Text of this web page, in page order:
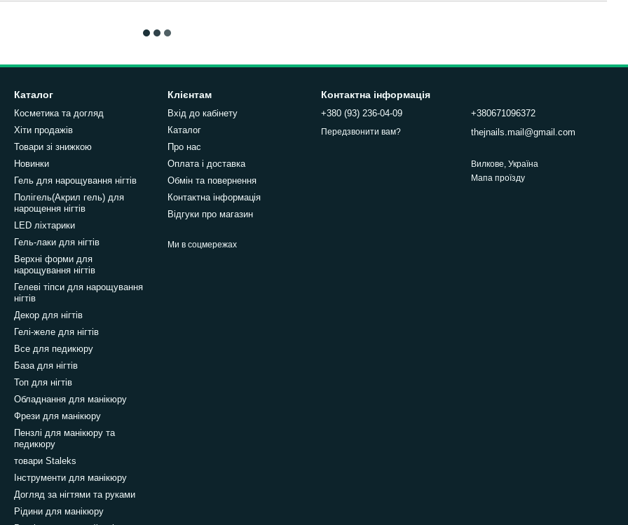
Каталог
Косметика та догляд
Хіти продажів
Товари зі знижкою
Новинки
Гель для нарощування нігтів
Полігель(Акрил гель) для
нарощення нігтів
LED ліхтарики
Гель-лаки для нігтів
Верхні форми для
нарощування нігтів
Гелеві тіпси для нарощування
нігтів
Декор для нігтів
Гелі-желе для нігтів
Все для педикюру
База для нігтів
Топ для нігтів
Обладнання для манікюру
Фрези для манікюру
Пензлі для манікюру та
педикюру
товари Staleks
Інструменти для манікюру
Догляд за нігтями та руками
Рідини для манікюру
Клієнтам
Вхід до кабінету
Каталог
Про нас
Оплата і доставка
Обмін та повернення
Контактна інформація
Відгуки про магазин
Ми в соцмережах
Контактна інформація
+380 (93) 236-04-09
Передзвонити вам?
+380671096372
thejnails.mail@gmail.com
Вилкове, Україна
Мапа проїзду